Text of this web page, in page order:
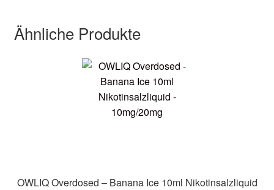
Ähnliche Produkte
OWLIQ Overdosed – Banana Ice 10ml Nikotinsalzliquid